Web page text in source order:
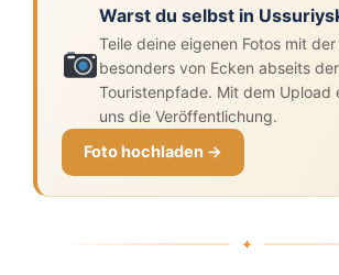
Warst du selbst in
Teile deine eigenen Fotos mit
besonders von Ecken abseits der
Touristenpfade. Mit dem Upload
uns die Veröffentlichung.
Foto hochladen →